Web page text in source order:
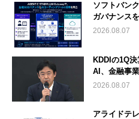
ソフトバン
ガバナンス
2026.08.07
KDDIの1Q
AI、金融事
2026.08.07
アライドテ